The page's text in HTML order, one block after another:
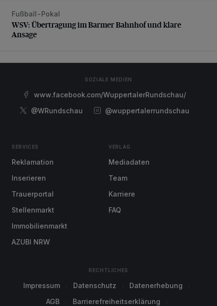
WSV: Übertragung im Barmer Bahnhof und klare Ansage
Fußball-Pokal
WSV: Übertragung im Barmer Bahnhof und klare
Ansage
SOZIALE MEDIEN
www.facebook.com/WuppertalerRundschau/
@WRundschau
@wuppertalerrundschau
SERVICES
Reklamation
Inserieren
Trauerportal
Stellenmarkt
Immobilienmarkt
AZUBI NRW
VERLAG
Mediadaten
Team
Karriere
FAQ
RECHTLICHES
Impressum Datenschutz
Datenerhebung
AGB
Barrierefreiheitserklärung